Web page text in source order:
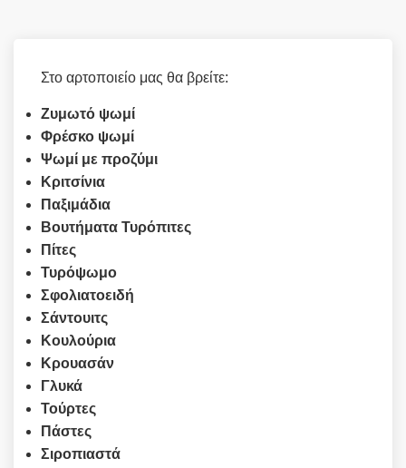
Στο αρτοποιείο μας θα βρείτε:
Ζυμωτό ψωμί
Φρέσκο ψωμί
Ψωμί με προζύμι
Κριτσίνια
Παξιμάδια
Βουτήματα Τυρόπιτες
Πίτες
Τυρόψωμο
Σφολιατοειδή
Σάντουιτς
Κουλούρια
Κρουασάν
Γλυκά
Τούρτες
Πάστες
Σιροπιαστά